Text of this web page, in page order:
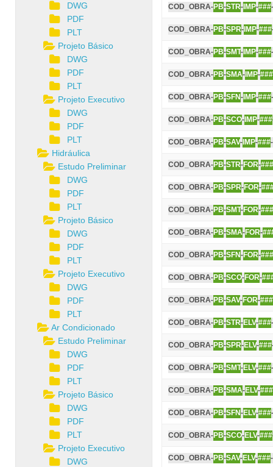
COD_OBRA-PB-STR- IMP-###
COD_OBRA-PB-SPR- IMP-###
COD_OBRA-PB-SMT- IMP-###
COD_OBRA-PB-SMA- IMP-###
COD_OBRA-PB-SFN- IMP-###
COD_OBRA-PB-SCO- IMP-###
COD_OBRA-PB-SAV- IMP-###
COD_OBRA-PB-STR-FOR-###
COD_OBRA-PB-SPR-FOR-
COD_OBRA-PB-SMT-FOR-###
COD_OBRA-PB-SMA-FOR-
COD_OBRA-PB-SFN-FOR-###
COD_OBRA-PB-SCO-FOR-
COD_OBRA-PB-SAV-FOR-###
COD_OBRA-PB-STR-ELV-###
COD_OBRA-PB-SPR-ELV-###
COD_OBRA-PB-SMT-ELV-###
COD_OBRA-PB-SMA-ELV-###
COD_OBRA-PB-SFN-ELV-###
COD_OBRA-PB-SCO-ELV-###
COD_OBRA-PB-SAV-ELV-###
DWG
PDF
PLT
Projeto Básico
DWG
PDF
PLT
Projeto Executivo
DWG
PDF
PLT
Hidráulica
Estudo Preliminar
DWG
PDF
PLT
Projeto Básico
DWG
PDF
PLT
Projeto Executivo
DWG
PDF
PLT
Ar Condicionado
Estudo Preliminar
DWG
PDF
PLT
Projeto Básico
DWG
PDF
PLT
Projeto Executivo
DWG